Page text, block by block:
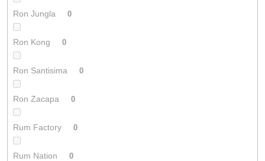
Ron Jungla 0
Ron Kong 0
Ron Santisima 0
Ron Zacapa 0
Rum Factory 0
Rum Nation 0